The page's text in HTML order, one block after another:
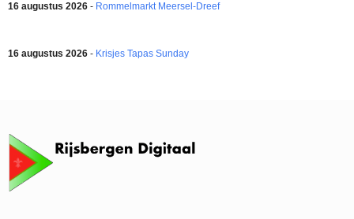
16 augustus 2026 - Rommelmarkt Meersel-Dreef
16 augustus 2026 - Krisjes Tapas Sunday